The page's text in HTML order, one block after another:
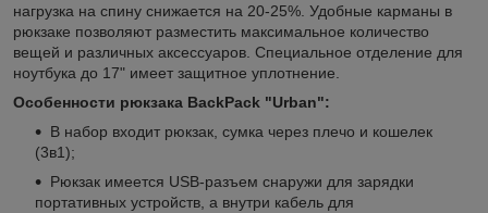
нагрузка на спину снижается на 20-25%. Удобные карманы в
рюкзаке позволяют разместить максимальное количество
вещей и различных аксессуаров. Специальное отделение для
ноутбука до 17" имеет защитное уплотнение.
Особенности рюкзака BackPack "Urban":
В набор входит рюкзак, сумка через плечо и кошелек
(3в1);
Рюкзак имеется USB-разъем снаружи для зарядки
портативных устройств, а внутри кабель для